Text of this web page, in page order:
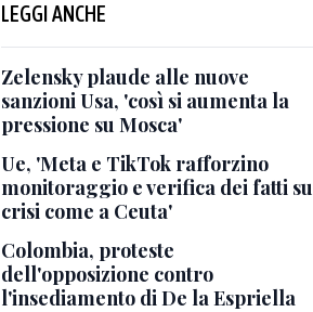
LEGGI ANCHE
Zelensky plaude alle nuove
sanzioni Usa, 'così si aumenta la
pressione su Mosca'
Ue, 'Meta e TikTok rafforzino
monitoraggio e verifica dei fatti su
crisi come a Ceuta'
Colombia, proteste
dell'opposizione contro
l'insediamento di De la Espriella